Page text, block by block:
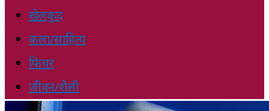
खेलकुद
कला/साहित्य
फिचर
जीवन/शैली